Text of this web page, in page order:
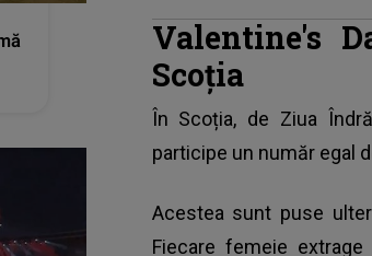
Valentine's
Scoția
În Scoția, de Ziua
participe un număr egal
Acestea sunt puse
Fiecare femeie